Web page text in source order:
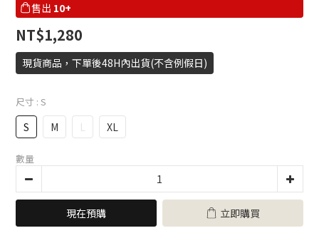
售出 10+
NT$1,280
現貨商品，下單後48H內出貨(不含例假日)
尺寸 : S
S M L XL
數量
現在預購 立即購買